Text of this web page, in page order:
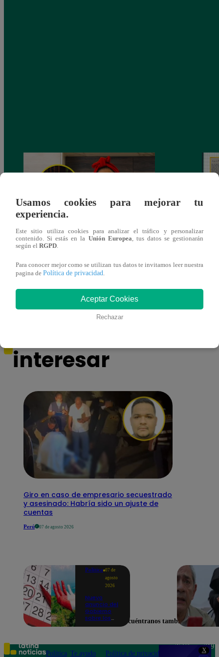
X
¿Por qué Nelly Rossinelli se volvió viral
También te puede
interesar
Giro en caso de empresario secuestrado
y asesinado: Habría sido un ajuste de
cuentas
Perú 07 de agosto 2026
Política 07 de
agosto
2026
Nuevo
anuncio del
Gobierno
sobre los
movidos a
los viernes?
Usamos cookies para mejorar tu
experiencia.
Este sitio utiliza cookies para analizar el tráfico y personalizar
contenido. Si estás en la Unión Europea, tus datos se gestionarán
según el RGPD.
Para conocer mejor como se utilizan tus datos te invitamos leer nuestra
pagina de Política de privacidad.
Aceptar Cookies
Rechazar
Encuéntranos también en
Política Te ayudo Política de privacidad
Teléfono: 219